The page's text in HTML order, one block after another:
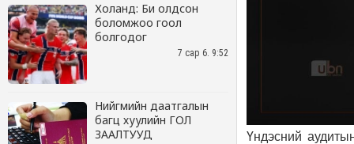
Холанд: Би олдсон
боломжоо гоол
болгодог
7 сар 6. 9:52
Нийгмийн даатгалын
багц хуулийн ГОЛ
ЗААЛТУУД